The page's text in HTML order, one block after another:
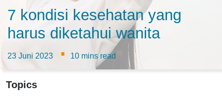
7 kondisi kesehatan yang
harus diketahui wanita
23 Juni 2023 · 10 mins read
Topics